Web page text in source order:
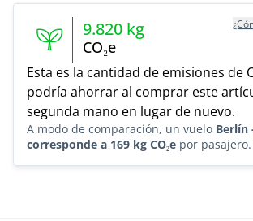
9.820 kg
CO₂e
Esta es la cantidad de emisiones de
podría ahorrar al comprar este
segunda mano en lugar de nuevo.
A modo de comparación, un vuelo Berlín
corresponde a 169 kg CO₂e por pasajero.